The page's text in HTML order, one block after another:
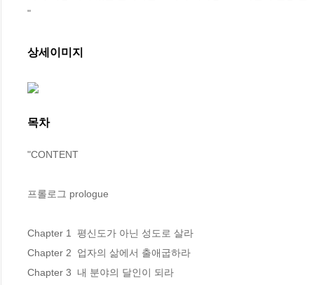
"
상세이미지
목차
"CONTENT
프롤로그 prologue
Chapter 1  평신도가 아닌 성도로 살라
Chapter 2  업자의 삶에서 출애굽하라
Chapter 3  내 분야의 달인이 되라